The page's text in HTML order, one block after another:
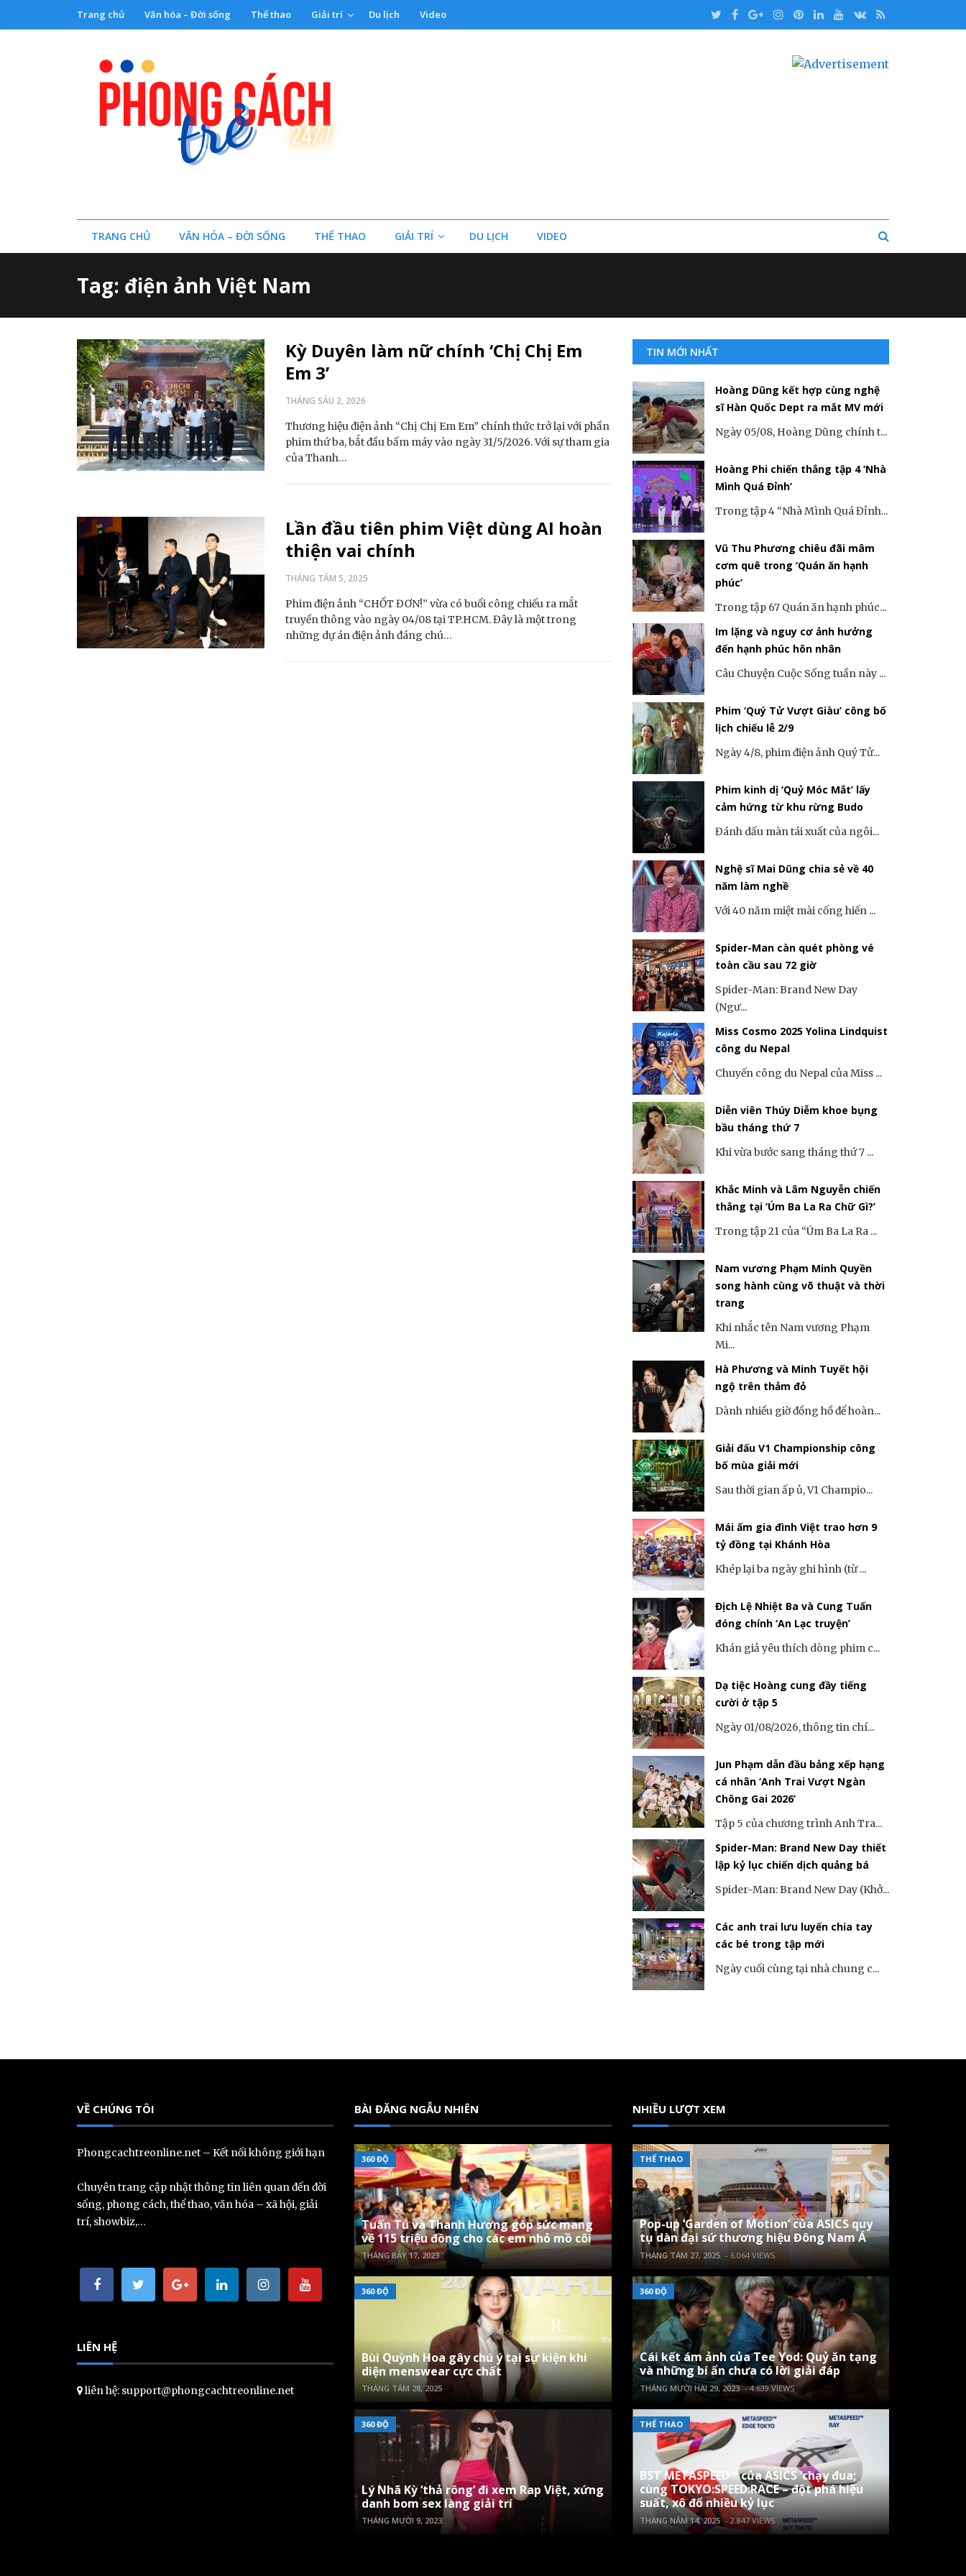
Trang chủ Văn hóa – Đời sống Thể thao Giải trí Du lịch Video
TRANG CHỦ VĂN HÓA – ĐỜI SỐNG THỂ THAO GIẢI TRÍ DU LỊCH VIDEO
Tag: điện ảnh Việt Nam
Kỳ Duyên làm nữ chính ‘Chị Chị Em
Em 3’
THÁNG SÁU 2, 2026
Thương hiệu điện ảnh “Chị Chị Em Em” chính thức trở lại với phần
phim thứ ba, bắt đầu bấm máy vào ngày 31/5/2026. Với sự tham gia
của Thanh…
Lần đầu tiên phim Việt dùng AI hoàn
thiện vai chính
THÁNG TÁM 5, 2025
Phim điện ảnh “CHỐT ĐƠN!” vừa có buổi công chiếu ra mắt
truyền thông vào ngày 04/08 tại TP.HCM. Đây là một trong
những dự án điện ảnh đáng chú…
TIN MỚI NHẤT
Hoàng Dũng kết hợp cùng nghệ
sĩ Hàn Quốc Dept ra mắt MV mới
Ngày 05/08, Hoàng Dũng chính t...
Hoàng Phi chiến thắng tập 4 ‘Nhà
Mình Quá Đỉnh’
Trong tập 4 “Nhà Mình Quá Đỉnh...
Vũ Thu Phương chiêu đãi mâm
cơm quê trong ‘Quán ăn hạnh
phúc’
Trong tập 67 Quán ăn hạnh phúc...
Im lặng và nguy cơ ảnh hưởng
đến hạnh phúc hôn nhân
Câu Chuyện Cuộc Sống tuần này ...
Phim ‘Quý Tử Vượt Giàu’ công bố
lịch chiếu lễ 2/9
Ngày 4/8, phim điện ảnh Quý Tử...
Phim kinh dị ‘Quỷ Móc Mắt’ lấy
cảm hứng từ khu rừng Budo
Đánh dấu màn tái xuất của ngôi...
Nghệ sĩ Mai Dũng chia sẻ về 40
năm làm nghề
Với 40 năm miệt mài cống hiến ...
Spider-Man càn quét phòng vé
toàn cầu sau 72 giờ
Spider-Man: Brand New Day
(Ngư...
Miss Cosmo 2025 Yolina Lindquist
công du Nepal
Chuyến công du Nepal của Miss ...
Diễn viên Thúy Diễm khoe bụng
bầu tháng thứ 7
Khi vừa bước sang tháng thứ 7 ...
Khắc Minh và Lâm Nguyễn chiến
thắng tại ‘Úm Ba La Ra Chữ Gì?’
Trong tập 21 của “Úm Ba La Ra ...
Nam vương Phạm Minh Quyền
song hành cùng võ thuật và thời
trang
Khi nhắc tên Nam vương Phạm
Mi...
Hà Phương và Minh Tuyết hội
ngộ trên thảm đỏ
Dành nhiều giờ đồng hồ để hoàn...
Giải đấu V1 Championship công
bố mùa giải mới
Sau thời gian ấp ủ, V1 Champio...
Mái ấm gia đình Việt trao hơn 9
tỷ đồng tại Khánh Hòa
Khép lại ba ngày ghi hình (từ ...
Địch Lệ Nhiệt Ba và Cung Tuấn
đóng chính ‘An Lạc truyện’
Khán giả yêu thích dòng phim c...
Dạ tiệc Hoàng cung đầy tiếng
cười ở tập 5
Ngày 01/08/2026, thông tin chí...
Jun Phạm dẫn đầu bảng xếp hạng
cá nhân ‘Anh Trai Vượt Ngàn
Chông Gai 2026’
Tập 5 của chương trình Anh Tra...
Spider-Man: Brand New Day thiết
lập kỷ lục chiến dịch quảng bá
Spider-Man: Brand New Day (Khở...
Các anh trai lưu luyến chia tay
các bé trong tập mới
Ngày cuối cùng tại nhà chung c...
VỀ CHÚNG TÔI
Phongcachtreonline.net – Kết nối không giới hạn
Chuyên trang cập nhật thông tin liên quan đến đời
sống, phong cách, thể thao, văn hóa – xã hội, giải
trí, showbiz,…
LIÊN HỆ
liên hệ: support@phongcachtreonline.net
BÀI ĐĂNG NGẪU NHIÊN
360 ĐỘ
Tuấn Tú và Thanh Hương góp sức mang
về 115 triệu đồng cho các em nhỏ mồ côi
THÁNG BẢY 17, 2023
360 ĐỘ
Bùi Quỳnh Hoa gây chú ý tại sự kiện khi
diện menswear cực chất
THÁNG TÁM 28, 2025
360 ĐỘ
Lý Nhã Kỳ ‘thả rông’ đi xem Rap Việt, xứng
danh bom sex làng giải trí
THÁNG MƯỜI 9, 2023
NHIỀU LƯỢT XEM
THỂ THAO
Pop-up ‘Garden of Motion’ của ASICS quy
tụ dàn đại sứ thương hiệu Đông Nam Á
THÁNG TÁM 27, 2025 - 6.064 VIEWS
360 ĐỘ
Cái kết ám ảnh của Tee Yod: Quỷ ăn tạng
và những bí ẩn chưa có lời giải đáp
THÁNG MƯỜI HAI 29, 2023 - 4.639 VIEWS
THỂ THAO
BST METASPEED™ của ASICS ‘chạy đua;
cùng TOKYO:SPEED:RACE – đột phá hiệu
suất, xô đổ nhiều kỷ lục
THÁNG NĂM 14, 2025 - 2.847 VIEWS